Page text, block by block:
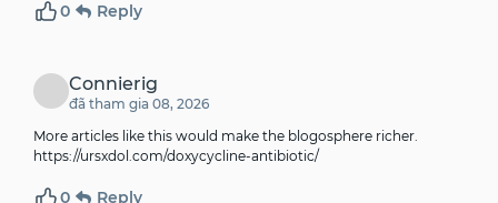
0 Reply
Connierig
đã tham gia 08, 2026
More articles like this would make the blogosphere richer.
https://ursxdol.com/doxycycline-antibiotic/
0 Reply